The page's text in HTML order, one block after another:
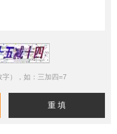
），如：三加四=7